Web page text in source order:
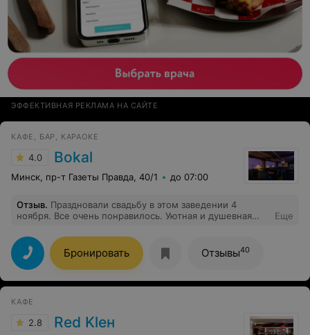
ЭФФЕКТИВНАЯ РЕКЛАМА НА САЙТЕ
КАФЕ, БАР, КАРАОКЕ
4.0 Bokal
Минск, пр-т Газеты Правда, 40/1 до 07:00
Отзыв. Праздновали свадьбу в этом заведении 4
ноября. Все очень понравилось. Уютная и душевная
красивая подача блюд. Придраться не к чему). Спасибо
за организацию нашего торжества!
Еще
Бронировать Отзывы40
КАФЕ
2.8 Red Kleн